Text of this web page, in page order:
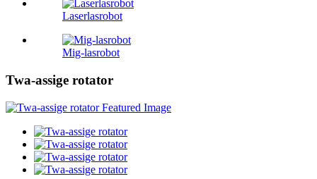
Laserlasrobot
Mig-lasrobot
Twa-assige rotator